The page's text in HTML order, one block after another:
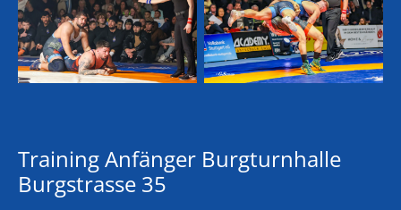
Training Anfänger Burgturnhalle
Burgstrasse 35